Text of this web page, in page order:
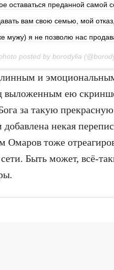
оставаться преданной
вам свою семью, мой
мужу) я не позволю нас
posted by borodylia
и
выложенным ею
за такую
некая
Омаров тоже
Быть может, всё-